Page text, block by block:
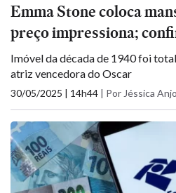
Emma Stone coloca
preço impressiona;
Imóvel da década de 1940 foi
atriz vencedora do Oscar
30/05/2025 | 14h44 | Por Jéssica